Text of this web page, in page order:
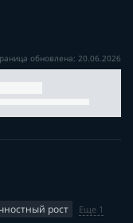
обновлена: 20.06.2026
рост Еще 1